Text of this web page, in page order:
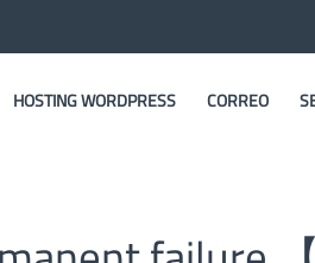
HOSTING WORDPRESS CORREO